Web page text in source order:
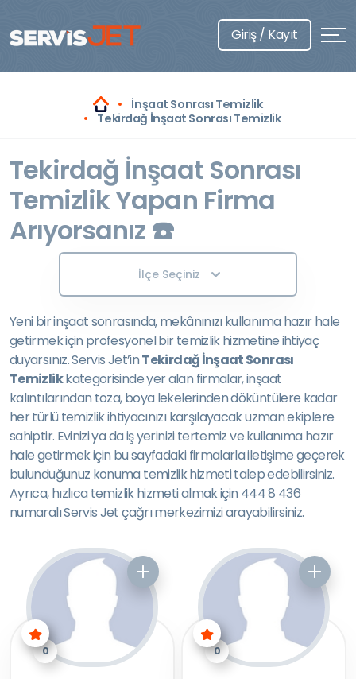
Giriş / Kayıt
İnşaat Sonrası Temizlik
Tekirdağ İnşaat Sonrası Temizlik
Tekirdağ İnşaat Sonrası
Temizlik Yapan Firma
Arıyorsanız ☎️
İlçe Seçiniz
Yeni bir inşaat sonrasında, mekânınızı kullanıma hazır hale
getirmek için profesyonel bir temizlik hizmetine ihtiyaç
duyarsınız. Servis Jet’inTekirdağ İnşaat Sonrası
Temizlikkategorisinde yer alan firmalar, inşaat
kalıntılarından toza, boya lekelerinden döküntülere kadar
her türlü temizlik ihtiyacınızı karşılayacak uzman ekiplere
sahiptir. Evinizi ya da iş yerinizi tertemiz ve kullanıma hazır
hale getirmek için bu sayfadaki firmalarla iletişime geçerek
bulunduğunuz konuma temizlik hizmeti talep edebilirsiniz.
Ayrıca, hızlıca temizlik hizmeti almak için 444 8 436
numaralı Servis Jet çağrı merkezimizi arayabilirsiniz.
0 0